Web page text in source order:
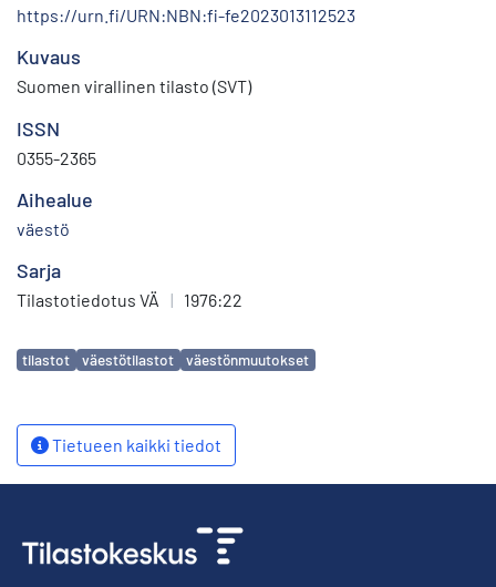
https://urn.fi/URN:NBN:fi-fe2023013112523
Kuvaus
Suomen virallinen tilasto (SVT)
ISSN
0355-2365
Aihealue
väestö
Sarja
Tilastotiedotus VÄ | 1976:22
Avainsanat
tilastot väestötilastot väestönmuutokset
Tietueen kaikki tiedot